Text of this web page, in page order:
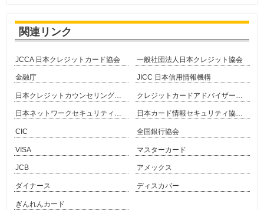
関連リンク
JCCA 日本クレジットカード協会 一般社団法人日本クレジット協会
金融庁 JICC 日本信用情報機構
日本クレジットカウンセリング協会 クレジットカードアドバイザー協会
日本ネットワークセキュリティ協会 日本カード情報セキュリティ協議会
CIC 全国銀行協会
VISA マスターカード
JCB アメックス
ダイナース ディスカバー
ぎんれんカード